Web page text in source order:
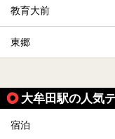
教育大前
東郷
大牟田駅の人気
宿泊